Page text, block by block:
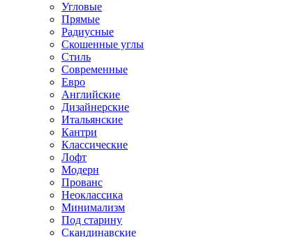
Угловые
Прямые
Радиусные
Скошенные углы
Стиль
Современные
Евро
Английские
Дизайнерские
Итальянские
Кантри
Классические
Лофт
Модерн
Прованс
Неоклассика
Минимализм
Под старину
Скандинавские